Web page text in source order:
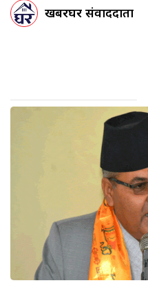
खबरघर संवाददाता